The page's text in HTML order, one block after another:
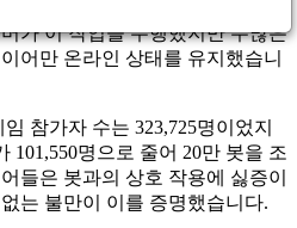
가 이 작업을 수행했지만 수많은
어만 온라인 상태를 유지했습니
참가자 수는 323,725명이었지
101,550명으로 줄어 20만 봇을 조
들은 봇과의 상호 작용에 싫증이
는 불만이 이를 증명했습니다.